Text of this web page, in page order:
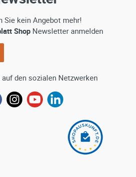
Sie kein Angebot mehr!
Shop Newsletter anmelden
auf den sozialen Netzwerken